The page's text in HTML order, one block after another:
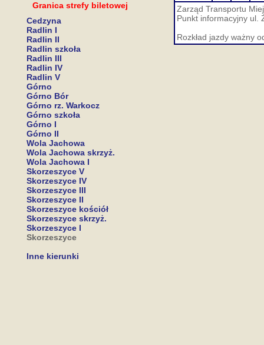
Granica strefy biletowej
Cedzyna
Radlin I
Radlin II
Radlin szkoła
Radlin III
Radlin IV
Radlin V
Górno
Górno Bór
Górno rz. Warkocz
Górno szkoła
Górno I
Górno II
Wola Jachowa
Wola Jachowa skrzyż.
Wola Jachowa I
Skorzeszyce V
Skorzeszyce IV
Skorzeszyce III
Skorzeszyce II
Skorzeszyce kościół
Skorzeszyce skrzyż.
Skorzeszyce I
Skorzeszyce
Inne kierunki
Zarząd Transportu
Punkt informacyjny ul.
Rozkład jazdy ważny